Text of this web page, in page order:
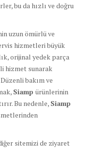
bu da hızlı ve doğru
uzun ömürlü ve
hizmetleri büyük
orijinal yedek parça
hizmet sunarak
bakım ve
Siamp ürünlerinin
Bu nedenle, Siamp
sitemizi de ziyaret